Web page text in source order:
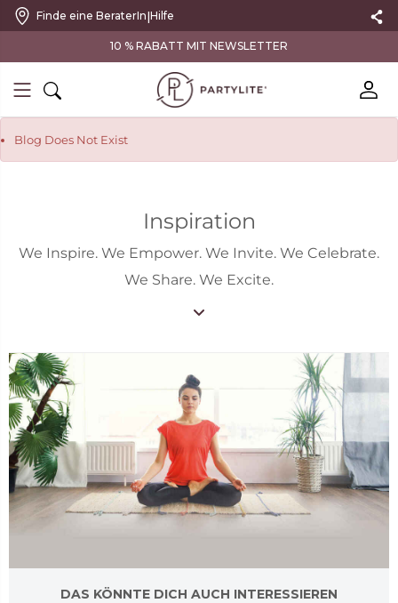
Finde eine BeraterIn|Hilfe
Blog Does Not Exist
Inspiration
We Inspire. We Empower. We Invite. We Celebrate.
We Share. We Excite.
DAS KÖNNTE DICH AUCH INTERESSIEREN